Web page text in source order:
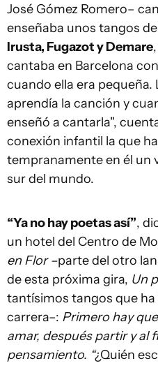
José Gómez Romero–
enseñaba unos tangos de
Irusta, Fugazot y Demare
cantaba en Barcelona
cuando ella era pequeña.
aprendía la canción y
enseñó a cantarla",
conexión infantil la que
tempranamente en él un
sur del mundo.
“Ya no hay poetas así”,
un hotel del Centro de
en Flor –parte del otro
de esta próxima gira, Un
tantísimos tangos que
carrera–: Primero hay
amar, después partir y al
pensamiento. “¿Quién